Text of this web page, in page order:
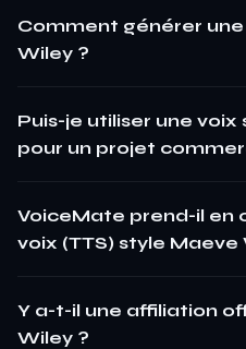
Comment générer
Wiley ?
Puis-je utiliser une
pour un projet
VoiceMate prend-il en
voix (TTS) style Maeve
Y a-t-il une affiliation
Wiley ?